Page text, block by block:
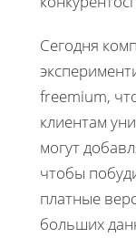
Сегодня
freemium,
клиентам
могут
чтобы
платные
больших